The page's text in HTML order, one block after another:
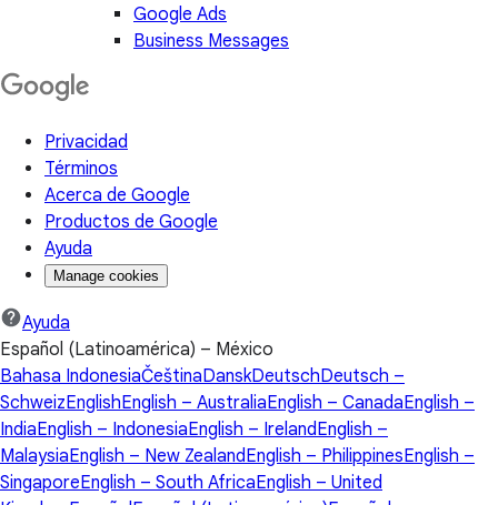
Google Ads
Business Messages
Privacidad
Términos
Acerca de Google
Productos de Google
Ayuda
Manage cookies
Ayuda
Español (Latinoamérica) – México
Bahasa IndonesiaČeštinaDanskDeutschDeutsch –
SchweizEnglishEnglish – AustraliaEnglish – CanadaEnglish –
IndiaEnglish – IndonesiaEnglish – IrelandEnglish –
MalaysiaEnglish – New ZealandEnglish – PhilippinesEnglish –
SingaporeEnglish – South AfricaEnglish – United